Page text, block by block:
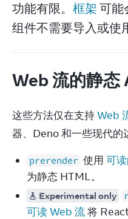
功能有限。 框架 可能
组件不需要导入或使
Web 流的静态
这些方法仅在支持 Web
器、Deno 和一些现代的
prerender 使用 可
为静态 HTML。
Experimental only
可读 Web 流将